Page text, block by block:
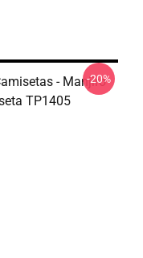
- Manjiro
TP1405
-20%